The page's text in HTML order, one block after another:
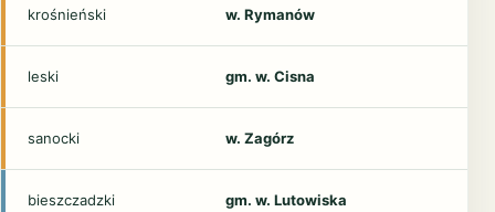
krośnieński w. Rymanów
leski gm. w. Cisna
sanocki w. Zagórz
bieszczadzki gm. w. Lutowiska